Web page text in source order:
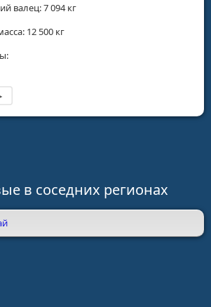
валец: 7 094 кг
12 500 кг
в соседних регионах